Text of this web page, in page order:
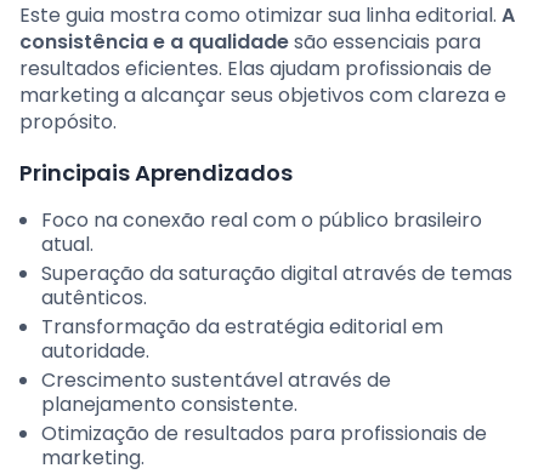
Este guia mostra como otimizar sua linha editorial. A
consistência e a qualidadesão essenciais para
resultados eficientes. Elas ajudam profissionais de
marketing a alcançar seus objetivos com clareza e
propósito.
Principais Aprendizados
Foco na conexão real com o público brasileiro
atual.
Superação da saturação digital através de temas
autênticos.
Transformação da estratégia editorial em
autoridade.
Crescimento sustentável através de
planejamento consistente.
Otimização de resultados para profissionais de
marketing.